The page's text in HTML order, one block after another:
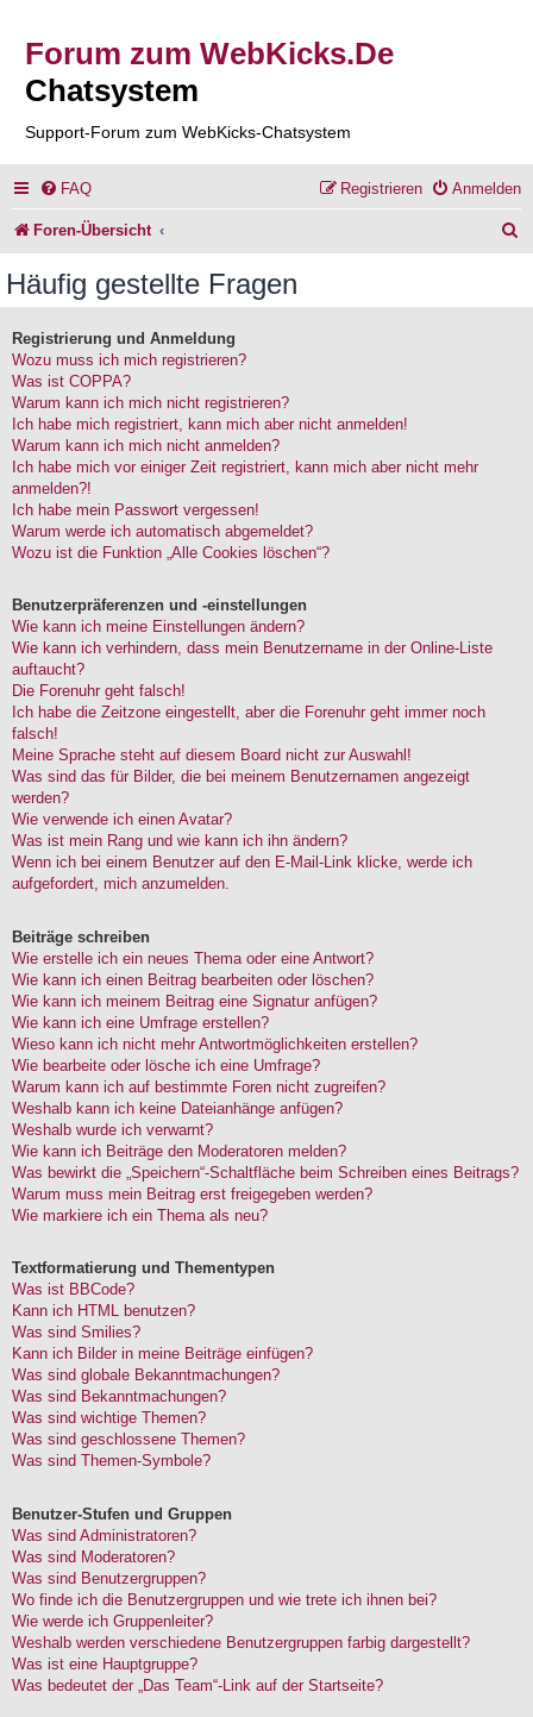
Forum zum WebKicks.De
Chatsystem
Support-Forum zum WebKicks-Chatsystem
FAQ Anmelden
Registrieren
Foren-Übersicht
Häufig gestellte Fragen
Registrierung und Anmeldung
Wozu muss ich mich registrieren?
Was ist COPPA?
Warum kann ich mich nicht registrieren?
Ich habe mich registriert, kann mich aber nicht anmelden!
Warum kann ich mich nicht anmelden?
Ich habe mich vor einiger Zeit registriert, kann mich aber nicht mehr
anmelden?!
Ich habe mein Passwort vergessen!
Warum werde ich automatisch abgemeldet?
Wozu ist die Funktion „Alle Cookies löschen“?
Benutzerpräferenzen und -einstellungen
Wie kann ich meine Einstellungen ändern?
Wie kann ich verhindern, dass mein Benutzername in der Online-Liste
auftaucht?
Die Forenuhr geht falsch!
Ich habe die Zeitzone eingestellt, aber die Forenuhr geht immer noch
falsch!
Meine Sprache steht auf diesem Board nicht zur Auswahl!
Was sind das für Bilder, die bei meinem Benutzernamen angezeigt
werden?
Wie verwende ich einen Avatar?
Was ist mein Rang und wie kann ich ihn ändern?
Wenn ich bei einem Benutzer auf den E-Mail-Link klicke, werde ich
aufgefordert, mich anzumelden.
Beiträge schreiben
Wie erstelle ich ein neues Thema oder eine Antwort?
Wie kann ich einen Beitrag bearbeiten oder löschen?
Wie kann ich meinem Beitrag eine Signatur anfügen?
Wie kann ich eine Umfrage erstellen?
Wieso kann ich nicht mehr Antwortmöglichkeiten erstellen?
Wie bearbeite oder lösche ich eine Umfrage?
Warum kann ich auf bestimmte Foren nicht zugreifen?
Weshalb kann ich keine Dateianhänge anfügen?
Weshalb wurde ich verwarnt?
Wie kann ich Beiträge den Moderatoren melden?
Was bewirkt die „Speichern“-Schaltfläche beim Schreiben eines Beitrags?
Warum muss mein Beitrag erst freigegeben werden?
Wie markiere ich ein Thema als neu?
Textformatierung und Thementypen
Was ist BBCode?
Kann ich HTML benutzen?
Was sind Smilies?
Kann ich Bilder in meine Beiträge einfügen?
Was sind globale Bekanntmachungen?
Was sind Bekanntmachungen?
Was sind wichtige Themen?
Was sind geschlossene Themen?
Was sind Themen-Symbole?
Benutzer-Stufen und Gruppen
Was sind Administratoren?
Was sind Moderatoren?
Was sind Benutzergruppen?
Wo finde ich die Benutzergruppen und wie trete ich ihnen bei?
Wie werde ich Gruppenleiter?
Weshalb werden verschiedene Benutzergruppen farbig dargestellt?
Was ist eine Hauptgruppe?
Was bedeutet der „Das Team“-Link auf der Startseite?